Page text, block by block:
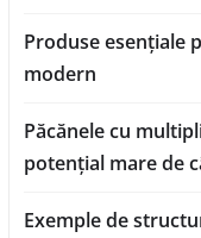
Produse esențiale
modern
Păcănele cu
potențial mare de
Exemple de